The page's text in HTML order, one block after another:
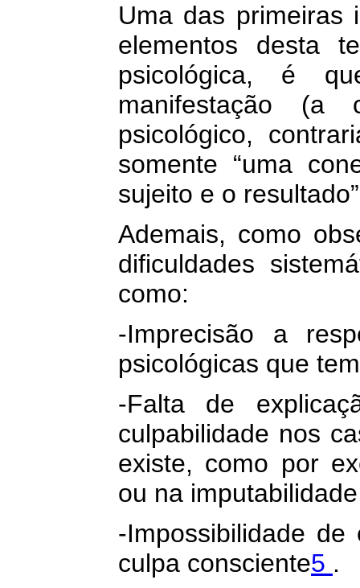
Uma das primeiras
elementos desta
psicológica, é
manifestação
psicológico,
somente “uma
sujeito e o
Ademais, como
dificuldades
como:
-Imprecisão a
psicológicas que
-Falta de
culpabilidade nos
existe, como por
ou na
-Impossibilidade
culpa consciente5 .